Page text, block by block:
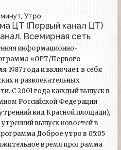
Утро
ЦТ (Первый канал ЦТ)
Всемирная сеть
информационно-
«ОРТ/Первого
1987 года и включает в себя
и развлекательных
С 2001 года каждый выпуск в
Российской Федерации
вид Красной площади),
выпуск новостей в
Доброе утро в 05:05
время программа